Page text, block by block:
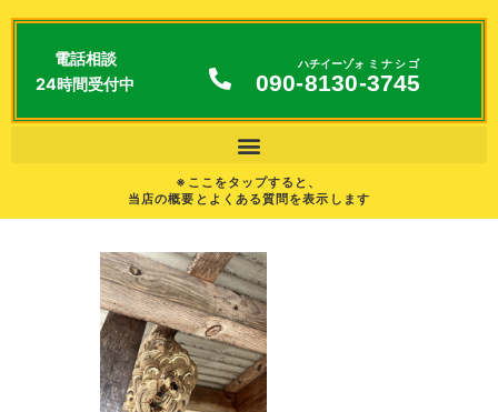
電話相談
24時間受付中
090-8130
ハチイーゾォ
-3745
ミナシゴ
※ここをタップすると、
当店の概要とよくある質問を表示します